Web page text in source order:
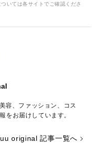
いては各サイトでご確認くださ
容、ファッション、コス
をお届けしています。
original 記事一覧へ